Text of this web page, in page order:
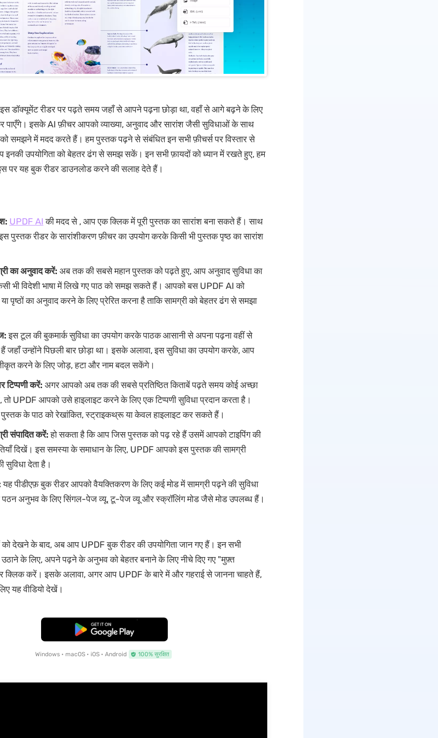
डॉक्यूमेंट रीडर पर पढ़ते समय जहाँ से आपने पढ़ना छोड़ा था, वहाँ से आगे बढ़ने के लिए
पाएँगे। इसके AI फ़ीचर आपको व्याख्या, अनुवाद और सारांश जैसी सुविधाओं के साथ
समझने में मदद करते हैं। हम पुस्तक पढ़ने से संबंधित इन सभी फ़ीचर्स पर विस्तार से
इनकी उपयोगिता को बेहतर ढंग से समझ सकें। इन सभी फ़ायदों को ध्यान में रखते हुए, हम
पर यह बुक रीडर डाउनलोड करने की सलाह देते हैं।
UPDF AIकी मदद से , आप एक क्लिक में पूरी पुस्तक का सारांश बना सकते हैं। साथ
इस पुस्तक रीडर के सारांशीकरण फ़ीचर का उपयोग करके किसी भी पुस्तक पृष्ठ का सारांश
का अनुवाद करें: अब तक की सबसे महान पुस्तक को पढ़ते हुए, आप अनुवाद सुविधा का
भी विदेशी भाषा में लिखे गए पाठ को समझ सकते हैं। आपको बस UPDF AI को
पृष्ठों का अनुवाद करने के लिए प्रेरित करना है ताकि सामग्री को बेहतर ढंग से समझा
इस टूल की बुकमार्क सुविधा का उपयोग करके पाठक आसानी से अपना पढ़ना वहीं से
जहाँ उन्होंने पिछली बार छोड़ा था। इसके अलावा, इस सुविधा का उपयोग करके, आप
करने के लिए जोड़, हटा और नाम बदल सकेंगे।
टिप्पणी करें: अगर आपको अब तक की सबसे प्रतिष्ठित किताबें पढ़ते समय कोई अच्छा
तो UPDF आपको उसे हाइलाइट करने के लिए एक टिप्पणी सुविधा प्रदान करता है।
के पाठ को रेखांकित, स्ट्राइकथ्रू या केवल हाइलाइट कर सकते हैं।
संपादित करें:हो सकता है कि आप जिस पुस्तक को पढ़ रहे हैं उसमें आपको टाइपिंग की
दिखें। इस समस्या के समाधान के लिए, UPDF आपको इस पुस्तक की सामग्री
सुविधा देता है।
यह पीडीएफ़ बुक रीडर आपको वैयक्तिकरण के लिए कई मोड में सामग्री पढ़ने की सुविधा
पठन अनुभव के लिए सिंगल-पेज व्यू, टू-पेज व्यू और स्क्रॉलिंग मोड जैसे मोड उपलब्ध हैं।
देखने के बाद, अब आप UPDF बुक रीडर की उपयोगिता जान गए हैं। इन सभी
के लिए, अपने पढ़ने के अनुभव को बेहतर बनाने के लिए नीचे दिए गए "मुफ़्त
क्लिक करें। इसके अलावा, अगर आप UPDF के बारे में और गहराई से जानना चाहते हैं,
यह वीडियो देखें।
मुफ्त डाउनलोड
Windows • macOS • iOS • Android 100% सुरक्षित